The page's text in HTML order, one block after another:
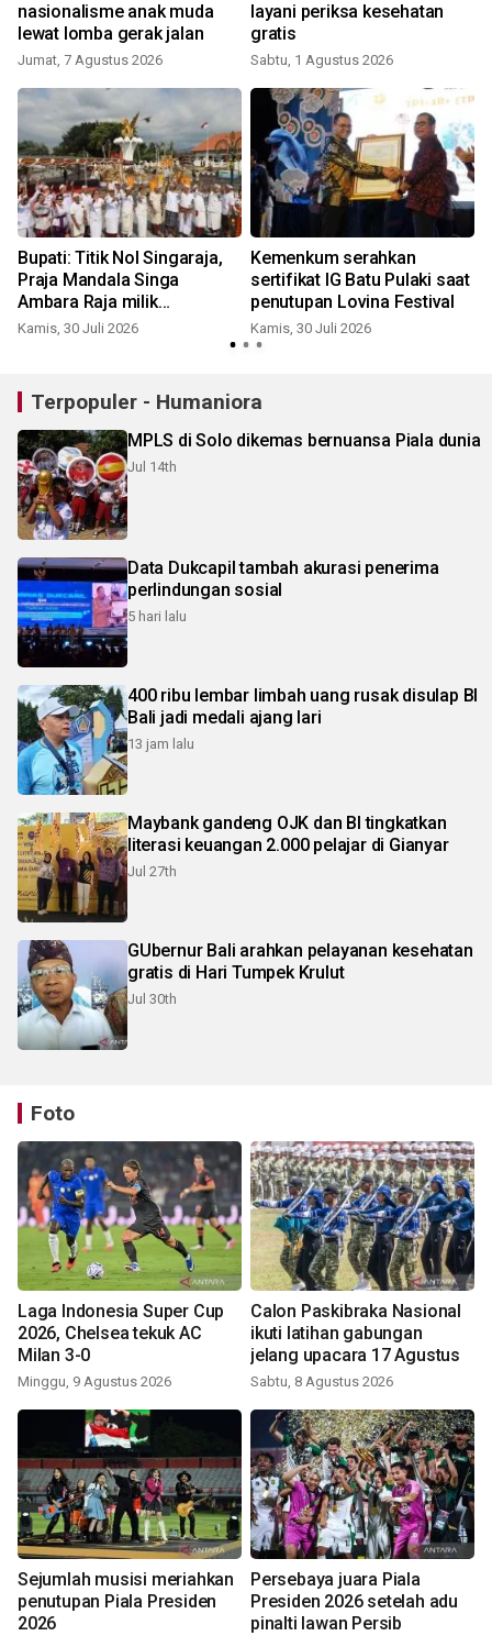
nasionalisme anak muda
lewat lomba gerak jalan
Jumat, 7 Agustus 2026
layani periksa kesehatan
gratis
Sabtu, 1 Agustus 2026
Bupati: Titik Nol Singaraja,
Praja Mandala Singa
Ambara Raja milik
masyarakat Buleleng
Kamis, 30 Juli 2026
Kemenkum serahkan
sertifikat IG Batu Pulaki saat
penutupan Lovina Festival
Kamis, 30 Juli 2026
Terpopuler - Humaniora
MPLS di Solo dikemas bernuansa Piala dunia
Jul 14th
Data Dukcapil tambah akurasi penerima
perlindungan sosial
5 hari lalu
400 ribu lembar limbah uang rusak disulap BI
Bali jadi medali ajang lari
13 jam lalu
Maybank gandeng OJK dan BI tingkatkan
literasi keuangan 2.000 pelajar di Gianyar
Jul 27th
GUbernur Bali arahkan pelayanan kesehatan
gratis di Hari Tumpek Krulut
Jul 30th
Foto
Laga Indonesia Super Cup
2026, Chelsea tekuk AC
Milan 3-0
Minggu, 9 Agustus 2026
Calon Paskibraka Nasional
ikuti latihan gabungan
jelang upacara 17 Agustus
Sabtu, 8 Agustus 2026
Sejumlah musisi meriahkan
penutupan Piala Presiden
2026
Persebaya juara Piala
Presiden 2026 setelah adu
pinalti lawan Persib